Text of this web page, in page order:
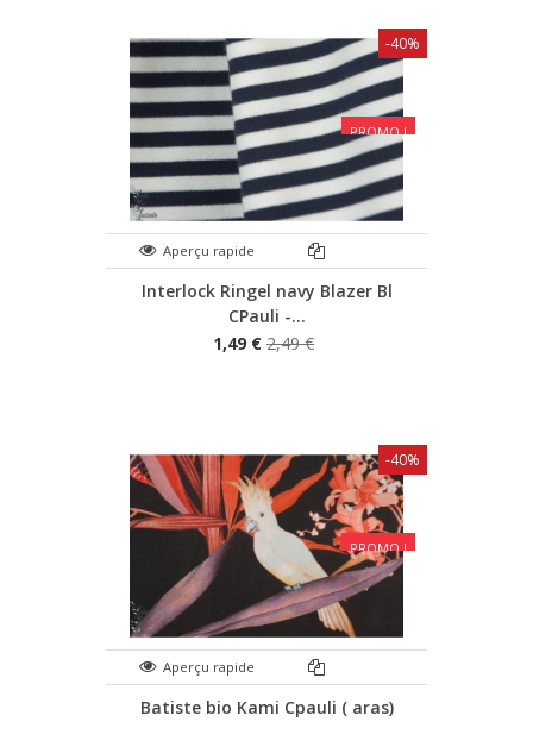
PROMO !
Aperçu rapide
Interlock Ringel navy Blazer Bl
CPauli -...
1,49 € 2,49 €
-40%
PROMO !
Aperçu rapide
Batiste bio Kami Cpauli ( aras)
-40%